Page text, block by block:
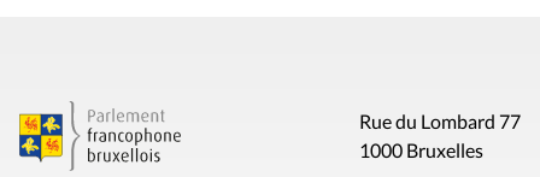
Rue du Lombard 77
1000 Bruxelles